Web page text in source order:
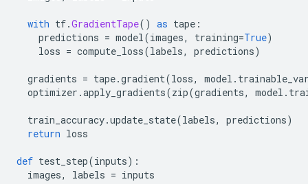
with tf.GradientTape() as tape :
predictions = model(images, training=True)
loss = compute_loss(labels, predictions)
gradients = tape.gradient(loss, model .
optimizer .apply_gradients(zip(gradients, model .
train_accuracy.update_state(labels, predictions)
return loss
def test_step(inputs):
images, labels = inputs